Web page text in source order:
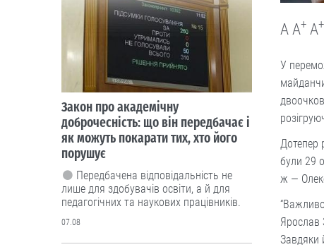
A A+ A
У
Дотепер
були 29
ж —
Ярослав
Завдяки
Закон про академічну
доброчесність: що він передбачає і
як можуть покарати тих, хто його
порушує
Передбачена відповідальність не
лише для здобувачів освіти, а й для
педагогічних та наукових працівників.
07.08